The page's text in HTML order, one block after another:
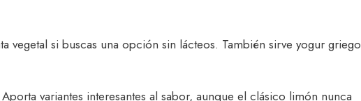
vegetal si buscas una opción sin lácteos. También sirve yogur griego
variantes interesantes al sabor, aunque el clásico limón nunca